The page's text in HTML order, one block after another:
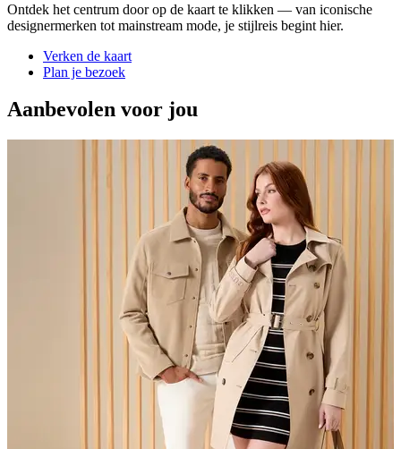
Ontdek het centrum door op de kaart te klikken — van iconische
designermerken tot mainstream mode, je stijlreis begint hier.
Verken de kaart
Plan je bezoek
Aanbevolen voor jou